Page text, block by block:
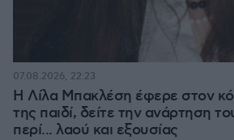
Η Λίλα Μπακλέση έφερε στον
της παιδί, δείτε την ανάρτηση
περί... λαού και εξουσίας
07.08.2026, 22:23